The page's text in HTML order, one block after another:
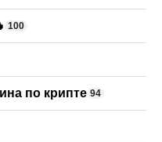
100
по крипте 94